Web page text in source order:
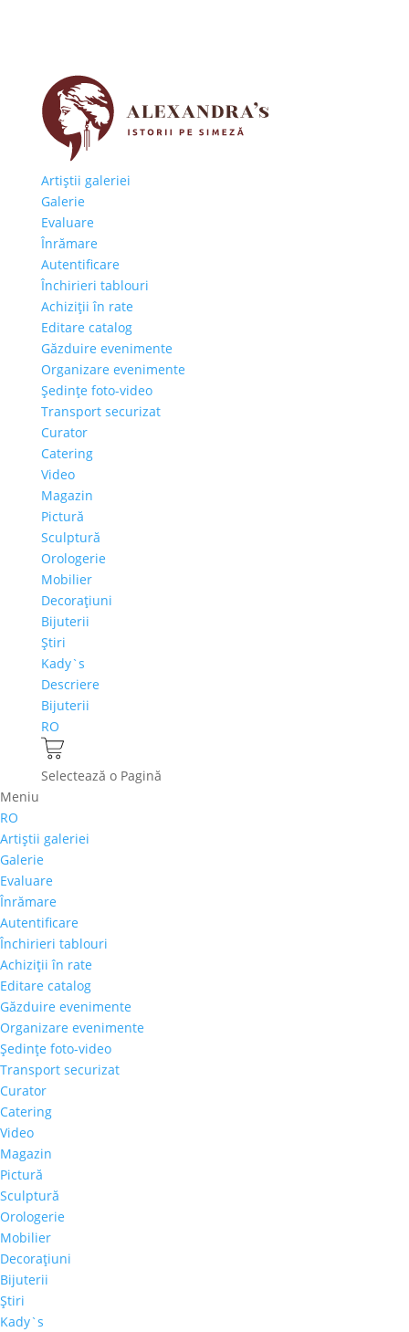
Artiştii galeriei
Galerie
Evaluare
Înrămare
Autentificare
Închirieri tablouri
Achiziţii în rate
Editare catalog
Găzduire evenimente
Organizare evenimente
Şedinţe foto-video
Transport securizat
Curator
Catering
Video
Magazin
Pictură
Sculptură
Orologerie
Mobilier
Decoraţiuni
Bijuterii
Ştiri
Kady`s
Descriere
Bijuterii
RO
Selectează o Pagină
Meniu
RO
Artiştii galeriei
Galerie
Evaluare
Înrămare
Autentificare
Închirieri tablouri
Achiziţii în rate
Editare catalog
Găzduire evenimente
Organizare evenimente
Şedinţe foto-video
Transport securizat
Curator
Catering
Video
Magazin
Pictură
Sculptură
Orologerie
Mobilier
Decoraţiuni
Bijuterii
Ştiri
Kady`s